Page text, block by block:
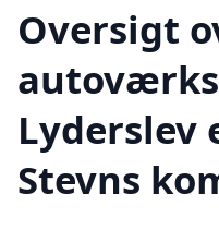
Oversigt
Lyderslev
Stevns